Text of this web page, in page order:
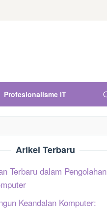
Profesionalisme IT
Arikel Terbaru
Terbaru dalam Pengolahan
Keandalan Komputer: